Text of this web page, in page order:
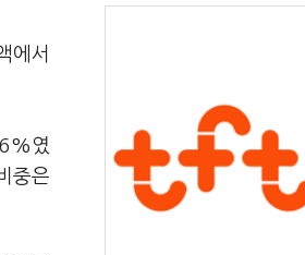
에서
였
중은